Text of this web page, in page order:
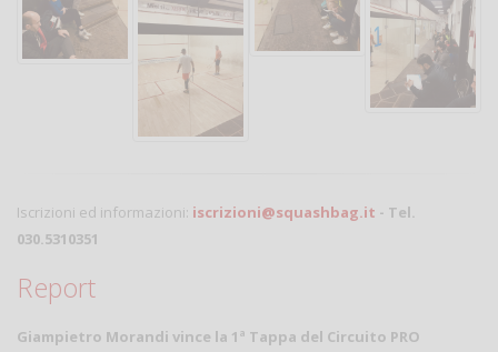
Iscrizioni ed informazioni: iscrizioni@squashbag.it - Tel.
030.5310351
Report
Giampietro Morandi vince la 1ª Tappa del Circuito PRO